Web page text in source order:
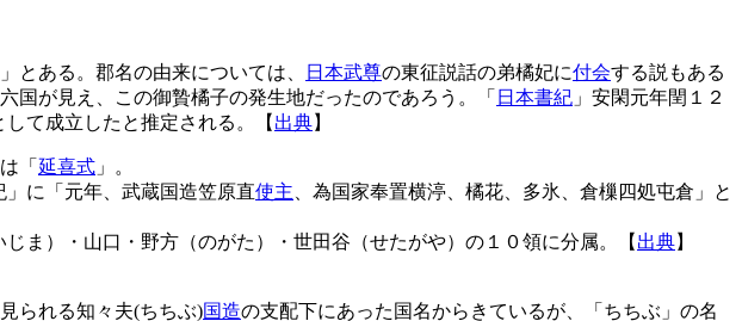
とある。郡名の由来については、 日本武尊の東征説話の弟橘妃に付会する説もある
が見え、この御贄橘子の発生地だったのであろう。「 日本書紀 」安閑元年閏１２
て成立したと推定される。【 出典】
「 延喜式 」。
」に「元年、武蔵国造笠原直使主 、為国家奉置横渟、橘花、多氷、倉樔四処屯倉」と
ま）・山口・野方（のがた）・世田谷（せたがや）の１０領に分属。【 出典】
られる知々夫(ちちぶ)国造の支配下にあった国名からきているが、「ちちぶ」の名